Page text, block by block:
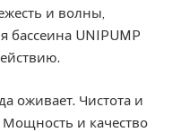
и волны,
бассеина UNIPUMP
оживает. Чистота и
и качество